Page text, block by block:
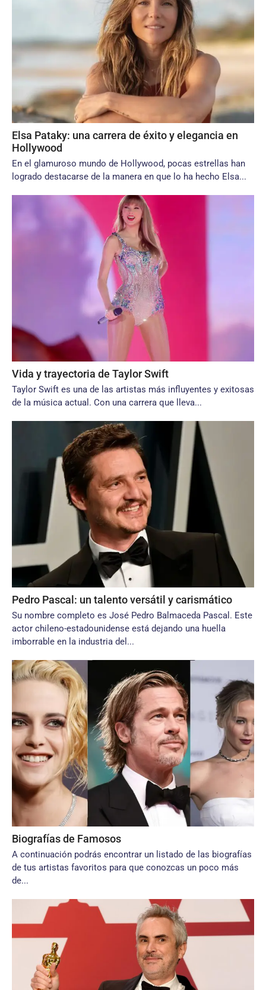
Elsa Pataky: una carrera de éxito y elegancia en
Hollywood
En el glamuroso mundo de Hollywood, pocas estrellas han
logrado destacarse de la manera en que lo ha hecho Elsa...
Vida y trayectoria de Taylor Swift
Taylor Swift es una de las artistas más influyentes y exitosas
de la música actual. Con una carrera que lleva...
Pedro Pascal: un talento versátil y carismático
Su nombre completo es José Pedro Balmaceda Pascal. Este
actor chileno-estadounidense está dejando una huella
imborrable en la industria del...
Biografías de Famosos
A continuación podrás encontrar un listado de las biografías
de tus artistas favoritos para que conozcas un poco más
de...